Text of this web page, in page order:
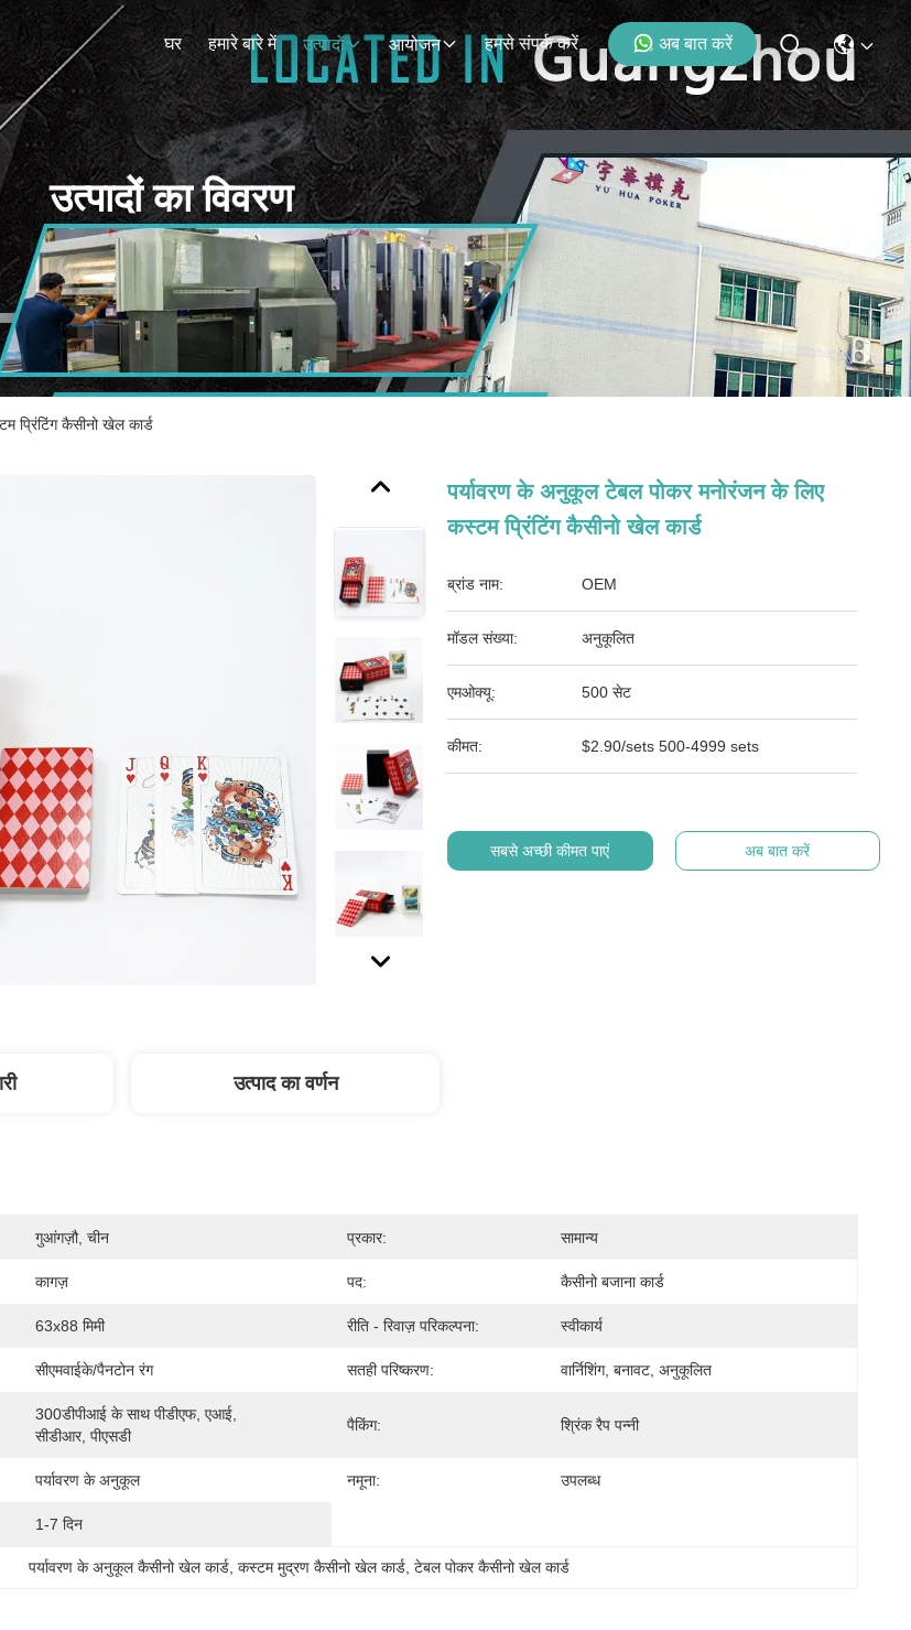
घर हमारे बारे में उत्पादों आयोजन हमसे संपर्क करें अब बात करें
उत्पादों का विवरण
प्रिंटिंग कैसीनो खेल कार्ड
पर्यावरण के अनुकूल टेबल पोकर मनोरंजन के लिए
कस्टम प्रिंटिंग कैसीनो खेल कार्ड
ब्रांड नाम: OEM
मॉडल संख्या: अनुकूलित
एमओक्यू: 500 सेट
कीमत: $2.90/sets 500-4999 sets
सबसे अच्छी कीमत पाएं अब बात करें
उत्पाद का वर्णन
गुआंगज़ौ, चीन प्रकार: सामान्य
कागज़ पद: कैसीनो बजाना कार्ड
63x88 मिमी रीति - रिवाज़ परिकल्पना: स्वीकार्य
सीएमवाईके/पैनटोन रंग सतही परिष्करण: वार्निशिंग, बनावट, अनुकूलित
300डीपीआई के साथ पीडीएफ, एआई,
सीडीआर, पीएसडी
पैकिंग: श्रिंक रैप पन्नी
पर्यावरण के अनुकूल नमूना: उपलब्ध
1-7 दिन
पर्यावरण के अनुकूल कैसीनो खेल कार्ड , कस्टम मुद्रण कैसीनो खेल कार्ड , टेबल पोकर कैसीनो खेल कार्ड